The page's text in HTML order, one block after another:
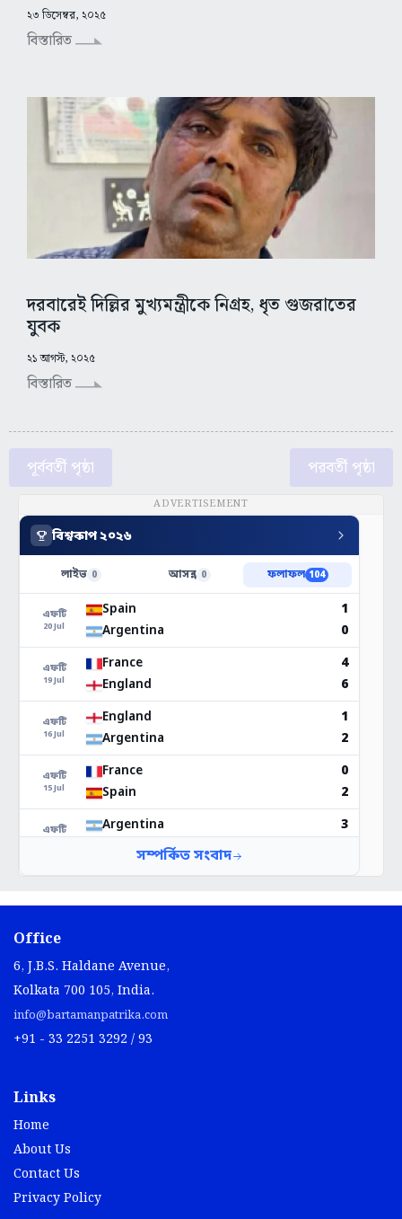
২৩ ডিসেম্বর, ২০২৫
বিস্তারিত
দরবারেই দিল্লির মুখ্যমন্ত্রীকে নিগ্রহ, ধৃত গুজরাতের
যুবক
২১ আগস্ট, ২০২৫
বিস্তারিত
পূর্ববর্তী পৃষ্ঠা পরবর্তী পৃষ্ঠা
ADVERTISEMENT
Office
6, J.B.S. Haldane Avenue,
Kolkata 700 105, India.
info@bartamanpatrika.com
+91 - 33 2251 3292 / 93
Links
Home
About Us
Contact Us
Privacy Policy